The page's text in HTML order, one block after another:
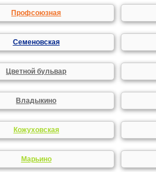
Профсоюзная
Семеновская
Цветной бульвар
Владыкино
Кожуховская
Марьино